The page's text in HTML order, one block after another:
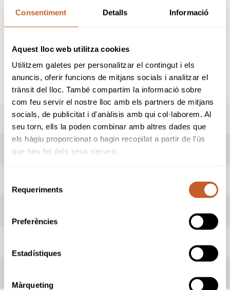
Consentiment Detalls Informació
Aquest lloc web utilitza cookies
Utilitzem galetes per personalitzar el contingut i els
anuncis, oferir funcions de mitjans socials i analitzar el
trànsit del lloc. També compartim la informació sobre
com feu servir el nostre lloc amb els partners de mitjans
socials, de publicitat i d'anàlisis amb qui col·laborem. Al
seu torn, ells la poden combinar amb altres dades que
els hàgiu proporcionat o hagin recopilat a partir de l'ús
que heu fet dels seus serveis.
Requeriments
Preferències
Estadístiques
Màrqueting
Organitzador:
Data inici: 30-05-2026
Modalitat: Equips
Tipus: Obert
RESULTATS
LIVESCORING